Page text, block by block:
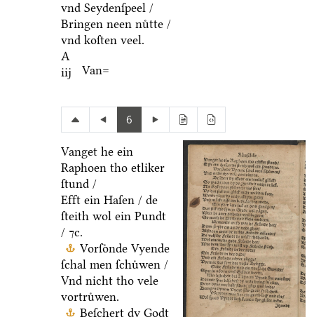
vnd Seydenſpeel /
Bringen neen nuͤtte /
vnd koſten veel.
A
iij
Van=
6
Vanget he ein
Raphoen tho etliker
ſtund /
Efft ein Haſen / de
ſteith wol ein Pundt
/ ⁊c.
Vorſoͤnde Vyende
ſchal men ſchuͤwen /
Vnd nicht tho vele
vortruͤwen.
Beſchert dy Godt